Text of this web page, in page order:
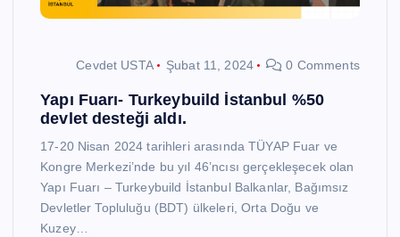
Cevdet USTA Şubat 11, 2024 0 Comments
Yapı Fuarı- Turkeybuild İstanbul %50
devlet desteği aldı.
17-20 Nisan 2024 tarihleri arasında TÜYAP Fuar ve
Kongre Merkezi’nde bu yıl 46’ncısı gerçekleşecek olan
Yapı Fuarı – Turkeybuild İstanbul Balkanlar, Bağımsız
Devletler Topluluğu (BDT) ülkeleri, Orta Doğu ve
Kuzey…